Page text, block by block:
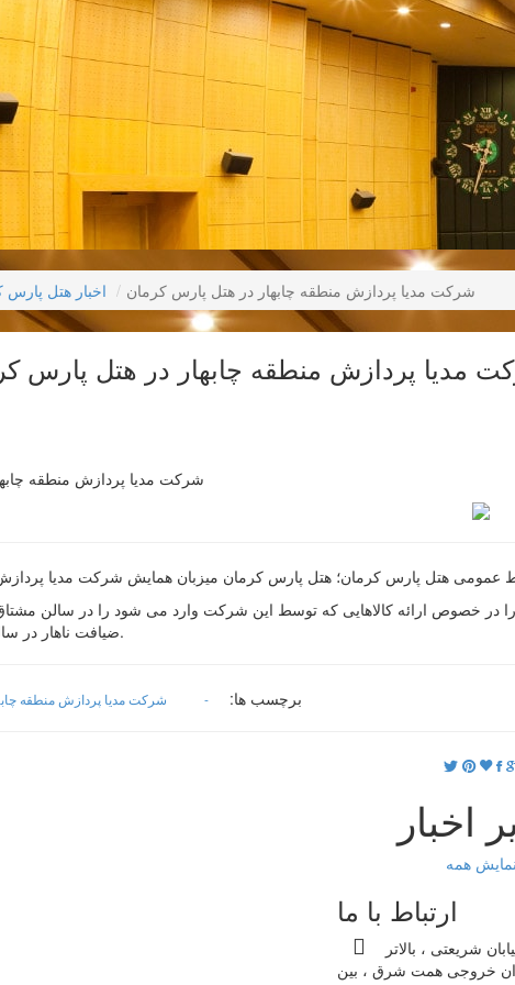
اخبار هتل پارس شرکت مدیا پردازش منطقه چابهار در هتل پارس کرمان
مدیا پردازش منطقه چابهار در هتل پارس
شرکت مدیا پردازش منطقه
آزاد چابهار همایشی را در خصوص ارائه کالاهایی که توسط این شرکت وارد می شود را در
ضیافت ناهار در سالن ارگ تدارک دیده شد.
برچسب ها: - شرکت مدیا پردازش منطقه
اخبار
نمایش همه
ارتباط با ما
شریعتی ، بالاتر
خروجی همت شرق ، بین